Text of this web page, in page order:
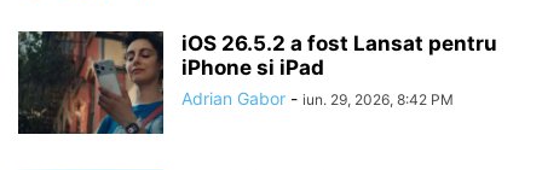
iOS 26.5.2 a fost Lansat pentru
iPhone si iPad
Adrian Gabor - iun. 29, 2026, 8:42 PM